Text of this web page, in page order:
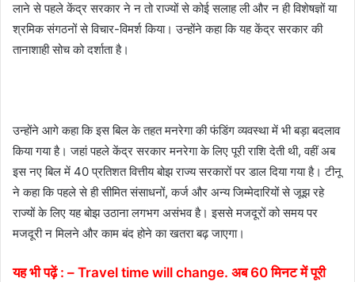
लाने से पहले केंद्र सरकार ने न तो राज्यों से कोई सलाह ली और न ही विशेषज्ञों या
श्रमिक संगठनों से विचार-विमर्श किया। उन्होंने कहा कि यह केंद्र सरकार की
तानाशाही सोच को दर्शाता है।
उन्होंने आगे कहा कि इस बिल के तहत मनरेगा की फंडिंग व्यवस्था में भी बड़ा बदलाव
किया गया है। जहां पहले केंद्र सरकार मनरेगा के लिए पूरी राशि देती थी, वहीं अब
इस नए बिल में 40 प्रतिशत वित्तीय बोझ राज्य सरकारों पर डाल दिया गया है। टीनू
ने कहा कि पहले से ही सीमित संसाधनों, कर्ज और अन्य जिम्मेदारियों से जूझ रहे
राज्यों के लिए यह बोझ उठाना लगभग असंभव है। इससे मजदूरों को समय पर
मजदूरी न मिलने और काम बंद होने का खतरा बढ़ जाएगा।
यह भी पढ़ें : – Travel time will change. अब 60 मिनट में पूरी